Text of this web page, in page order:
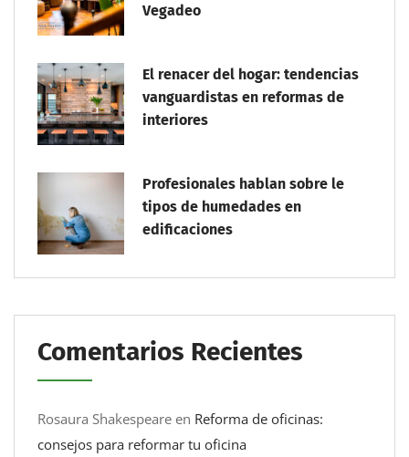
Vegadeo
El renacer del hogar: tendencias
vanguardistas en reformas de
interiores
Profesionales hablan sobre le
tipos de humedades en
edificaciones
Comentarios Recientes
Rosaura Shakespeare en Reforma de oficinas:
consejos para reformar tu oficina